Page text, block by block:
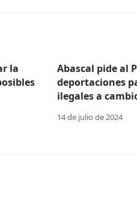
la
Abascal pide al
deportaciones
ilegales a
14 de julio de 2024